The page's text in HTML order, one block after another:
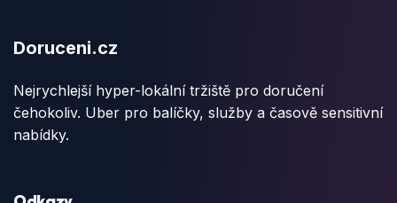
Doruceni.cz
Nejrychlejší hyper-lokální tržiště pro doručení
čehokoliv. Uber pro balíčky, služby a časově sensitivní
nabídky.